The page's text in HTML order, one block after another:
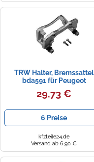
TRW Halter, Bremssattel
bda591 für Peugeot
29,73 €
6 Preise
kfzteile24.de
Versand ab 6,90 €